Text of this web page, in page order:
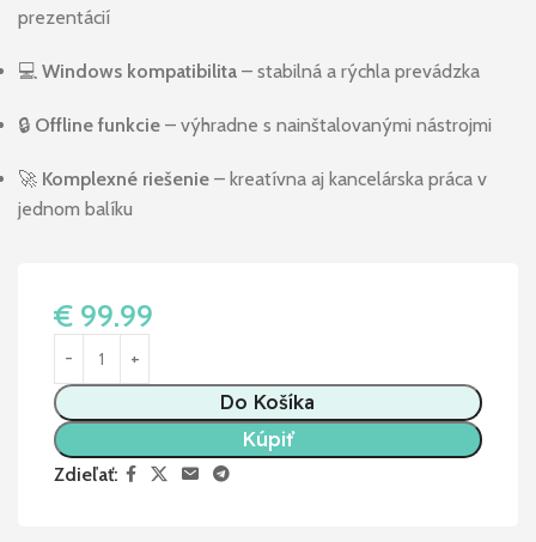
prezentácií
💻 Windows kompatibilita – stabilná a rýchla prevádzka
🔒 Offline funkcie – výhradne s nainštalovanými nástrojmi
🚀 Komplexné riešenie – kreatívna aj kancelárska práca v
jednom balíku
€ 99.99
Do Košíka
Kúpiť
Zdieľať: